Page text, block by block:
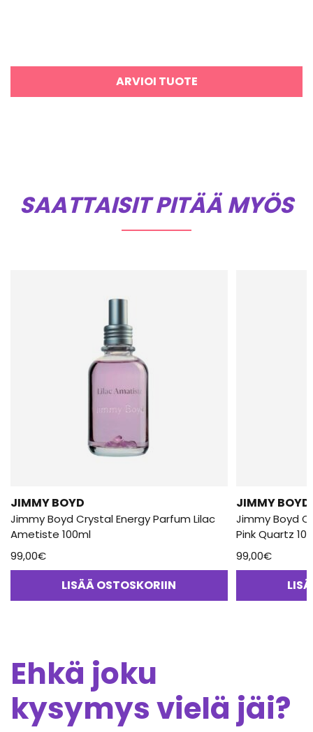
ARVIOI TUOTE
SAATTAISIT PITÄÄ MYÖS
JIMMY BOYD
Jimmy Boyd Crystal Energy Parfum Lilac
Ametiste 100ml
99,00€
LISÄÄ OSTOSKORIIN
JIMMY BOYD
Jimmy Boyd
Pink Quartz
99,00€
Ehkä joku
kysymys vielä jäi?